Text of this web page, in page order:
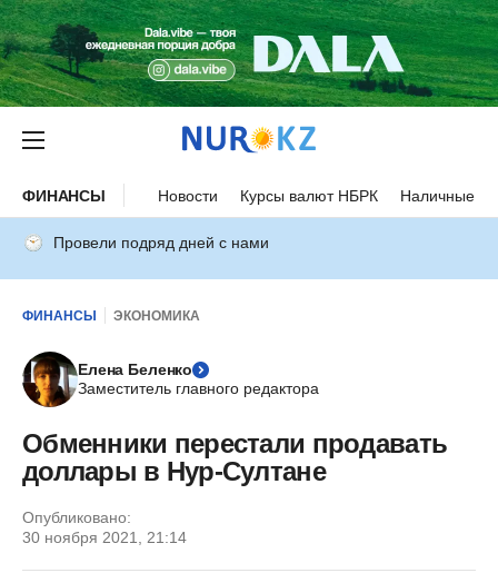
ФИНАНСЫ Новости Курсы валют НБРК Наличные
Провели подряд дней с нами
ФИНАНСЫ ЭКОНОМИКА
Елена Беленко
Заместитель главного редактора
Обменники перестали продавать
доллары в Нур-Султане
Опубликовано:
30 ноября 2021, 21:14